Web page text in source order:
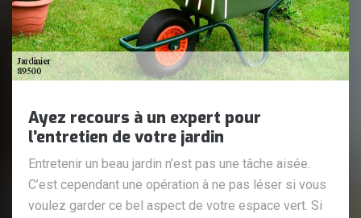
Ayez recours à un expert pour
l’entretien de votre jardin
Entretenir un beau jardin n’est pas une tâche aisée.
C’est cependant une opération à ne pas léser si vous
voulez garder ce bel aspect de votre espace vert. Si